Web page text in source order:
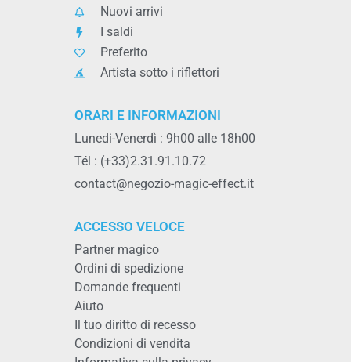
Nuovi arrivi
I saldi
Preferito
Artista sotto i riflettori
ORARI E INFORMAZIONI
Lunedi-Venerdì : 9h00 alle 18h00
Tél : (+33)2.31.91.10.72
contact@negozio-magic-effect.it
ACCESSO VELOCE
Partner magico
Ordini di spedizione
Domande frequenti
Aiuto
Il tuo diritto di recesso
Condizioni di vendita